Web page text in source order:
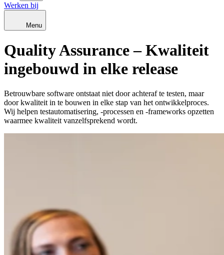
Werken bij
Menu
Quality Assurance – Kwaliteit
ingebouwd in elke release
Betrouwbare software ontstaat niet door achteraf te testen, maar
door kwaliteit in te bouwen in elke stap van het ontwikkelproces.
Wij helpen testautomatisering, -processen en -frameworks opzetten
waarmee kwaliteit vanzelfsprekend wordt.